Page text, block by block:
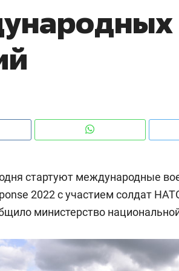
стартуют международные
2022 с участием солдат
министерство
чем интересен Оман?
и ВТБ
жилого
Казанью
Рекомендуем
150 камер
ID вместо